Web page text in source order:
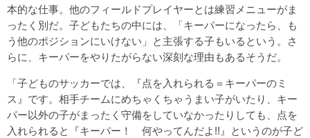
本的な仕事。他のフィールドプレイヤーとは練習メニューがま
ったく別だ。子どもたちの中には、「キーパーになったら、も
う他のポジションにいけない」と主張する子もいるという。さ
らに、キーパーをやりたがらない深刻な理由もあるそうだ。
「子どものサッカーでは、『点を入れられる＝キーパーのミ
ス』です。相手チームにめちゃくちゃうまい子がいたり、キー
パー以外の子がまったく守備をしていなかったりしても、点を
入れられると『キーパー！ 何やってんだよ!!』というのが子ど